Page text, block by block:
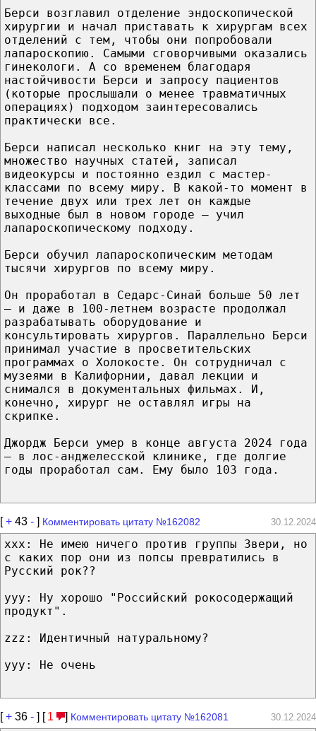
Берси возглавил отделение эндоскопической
хирургии и начал приставать к хирургам всех
отделений с тем, чтобы они попробовали
лапароскопию. Самыми сговорчивыми оказались
гинекологи. А со временем благодаря
настойчивости Берси и запросу пациентов
(которые прослышали о менее травматичных
операциях) подходом заинтересовались
практически все.
Берси написал несколько книг на эту тему,
множество научных статей, записал
видеокурсы и постоянно ездил с мастер-
классами по всему миру. В какой-то момент в
течение двух или трех лет он каждые
выходные был в новом городе — учил
лапароскопическому подходу.
Берси обучил лапароскопическим методам
тысячи хирургов по всему миру.
Он проработал в Седарс-Синай больше 50 лет
– и даже в 100-летнем возрасте продолжал
разрабатывать оборудование и
консультировать хирургов. Параллельно Берси
принимал участие в просветительских
программах о Холокосте. Он сотрудничал с
музеями в Калифорнии, давал лекции и
снимался в документальных фильмах. И,
конечно, хирург не оставлял игры на
скрипке.
Джордж Берси умер в конце августа 2024 года
– в лос-анджелесской клинике, где долгие
годы проработал сам. Ему было 103 года.
[+ 43 - ] Комментировать цитату №162082 30.12.2024
xxx: Не имею ничего против группы Звери, но
с каких пор они из попсы превратились в
Русский рок??
yyy: Ну хорошо "Российский рокосодержащий
продукт".
zzz: Идентичный натуральному?
yyy: Не очень
[+ 36 - ] [ 1 ] Комментировать цитату №162081 30.12.2024